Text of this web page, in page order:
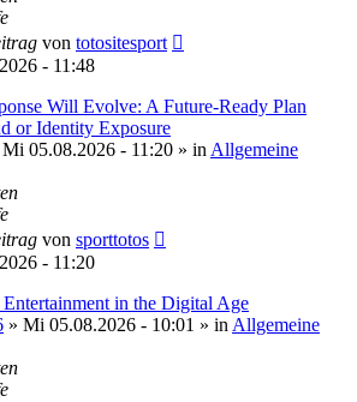
von totositesport
- 11:48
Will Evolve: A Future-Ready Plan
or Identity Exposure
Mi 05.08.2026 - 11:20 » in Allgemeine
von sporttotos
- 11:20
in the Digital Age
» Mi 05.08.2026 - 10:01 » in Allgemeine